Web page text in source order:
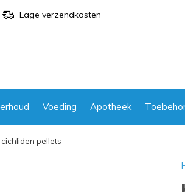
Voeding Apotheek
Lage verzendkosten
cichliden pellets